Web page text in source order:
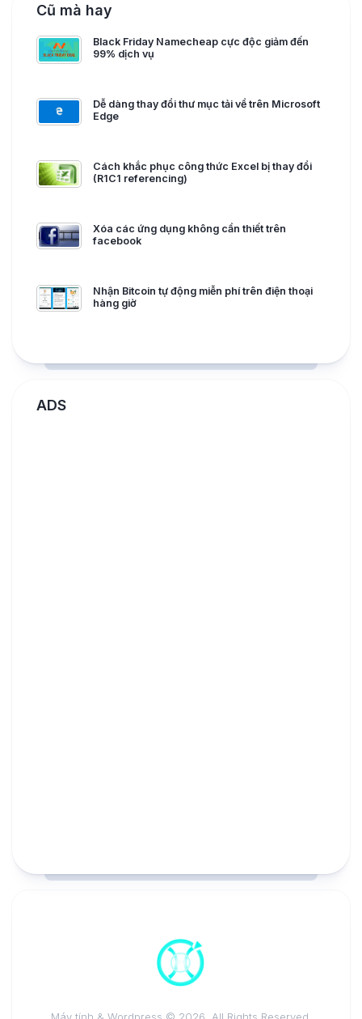
Cũ mà hay
Black Friday Namecheap cực độc giảm đến
99% dịch vụ
Dễ dàng thay đổi thư mục tải về trên Microsoft
Edge
Cách khắc phục công thức Excel bị thay đổi
(R1C1 referencing)
Xóa các ứng dụng không cần thiết trên
facebook
Nhận Bitcoin tự động miễn phí trên điện thoại
hàng giờ
ADS